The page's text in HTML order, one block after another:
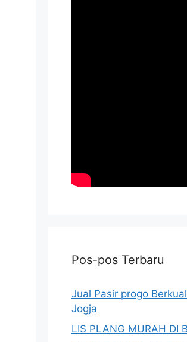
Pos-pos Terbaru
Jual Pasir progo
Jogja
LIS PLANG MURAH DI